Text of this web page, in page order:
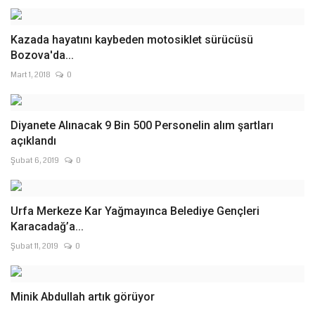
Kazada hayatını kaybeden motosiklet sürücüsü
Bozova'da...
Mart 1, 2018 0
Diyanete Alınacak 9 Bin 500 Personelin alım şartları
açıklandı
Şubat 6, 2019 0
Urfa Merkeze Kar Yağmayınca Belediye Gençleri
Karacadağ’a...
Şubat 11, 2019 0
Minik Abdullah artık görüyor